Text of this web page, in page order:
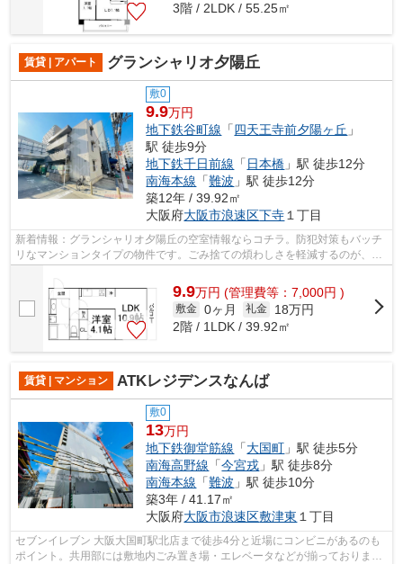
3階 / 2LDK / 55.25㎡
賃貸 | アパート グランシャリオ夕陽丘
敷0
9.9万円
地下鉄谷町線 「四天王寺前夕陽ヶ丘 」
駅 徒歩9分
地下鉄千日前線 「 日本橋 」駅 徒歩12分
南海本線 「難波 」駅 徒歩12分
築12年 / 39.92㎡
大阪府大阪市浪速区下寺１丁目
新着情報：グランシャリオ夕陽丘の空室情報ならコチラ。防犯対策もバッチ
リなマンションタイプの物件です。ごみ捨ての煩わしさを軽減するのが、敷
9.9万円 (管理費等：7,000円 )
敷金 0ヶ月 礼金
18万円
2階 / 1LDK / 39.92㎡
賃貸 | マンション ATKレジデンスなんば
敷0
13万円
地下鉄御堂筋線 「大国町 」駅 徒歩5分
南海高野線 「今宮戎 」駅 徒歩8分
南海本線 「難波 」駅 徒歩10分
築3年 / 41.17㎡
大阪府大阪市浪速区敷津東 １丁目
セブンイレブン 大阪大国町駅北店まで徒歩4分と近場にコンビニがあるのも
ポイント。共用部には敷地内ごみ置き場・エレベータなどが揃っておりま